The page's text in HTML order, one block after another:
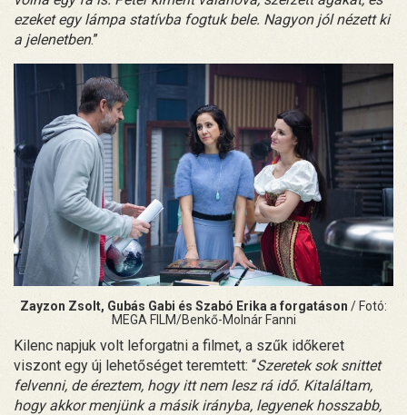
ezeket egy lámpa statívba fogtuk bele. Nagyon jól nézett ki
a jelenetben.”
Zayzon Zsolt, Gubás Gabi és Szabó Erika a forgatáson / Fotó:
MEGA FILM/Benkő-Molnár Fanni
Kilenc napjuk volt leforgatni a filmet, a szűk időkeret
viszont egy új lehetőséget teremtett: “Szeretek sok snittet
felvenni, de éreztem, hogy itt nem lesz rá idő. Kitaláltam,
hogy akkor menjünk a másik irányba, legyenek hosszabb,